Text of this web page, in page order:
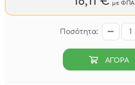
με ΦΠΑ
Ποσότητα:
ΑΓΟΡΑ